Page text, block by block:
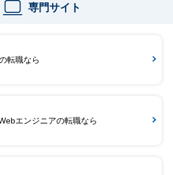
専門サイト
転職なら
エンジニアの転職なら